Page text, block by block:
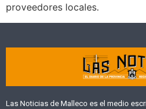
proveedores locales.
Las Noticias de Malleco es el medio